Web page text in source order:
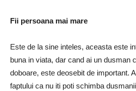
Fii persoana mai mare
Este de la sine inteles, aceasta este
buna in viata, dar cand ai un dusman
doboare, este deosebit de important.
faptului ca nu iti poti schimba